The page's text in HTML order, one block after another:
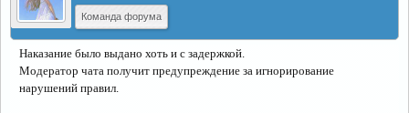
Команда форума
Наказание было выдано хоть и с задержкой.
Модератор чата получит предупреждение за игнорирование
нарушений правил.